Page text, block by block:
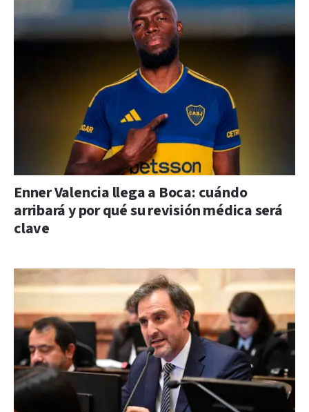
Enner Valencia llega a Boca: cuándo
arribará y por qué su revisión médica será
clave